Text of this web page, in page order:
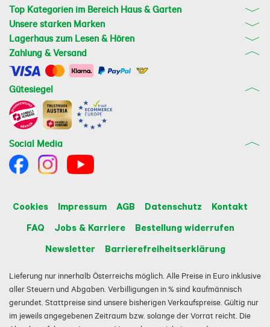
Top Kategorien im Bereich Haus & Garten
Unsere starken Marken
Lagerhaus zum Lesen & Hören
Zahlung & Versand
Gütesiegel
Social Media
Cookies Impressum AGB Datenschutz
Kontakt
FAQ
Jobs & Karriere
Bestellung widerrufen
Newsletter
Barrierefreiheitserklärung
Lieferung nur innerhalb Österreichs möglich. Alle Preise in Euro inklusive
aller Steuern und Abgaben. Verbilligungen in % sind kaufmännisch
gerundet. Stattpreise sind unsere bisherigen Verkaufspreise. Gültig nur
im jeweils angegebenen Zeitraum bzw. solange der Vorrat reicht. Die